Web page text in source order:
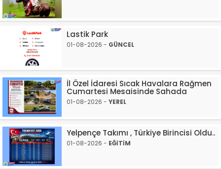
Lastik Park
01-08-2026 - GÜNCEL
İl Özel İdaresi Sıcak Havalara Rağmen
Cumartesi Mesaisinde Sahada
01-08-2026 - YEREL
Yelpençe Takımı , Türkiye Birincisi Oldu..
01-08-2026 - EĞİTİM